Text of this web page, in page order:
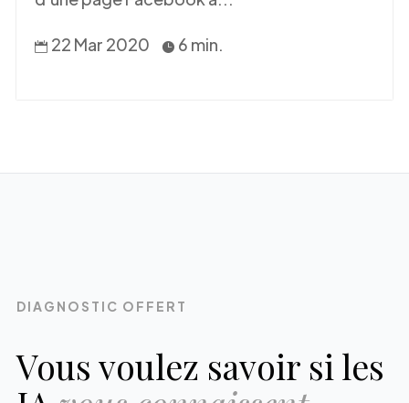
 22 Mar 2020  6 min.
DIAGNOSTIC OFFERT
Vous voulez savoir si les